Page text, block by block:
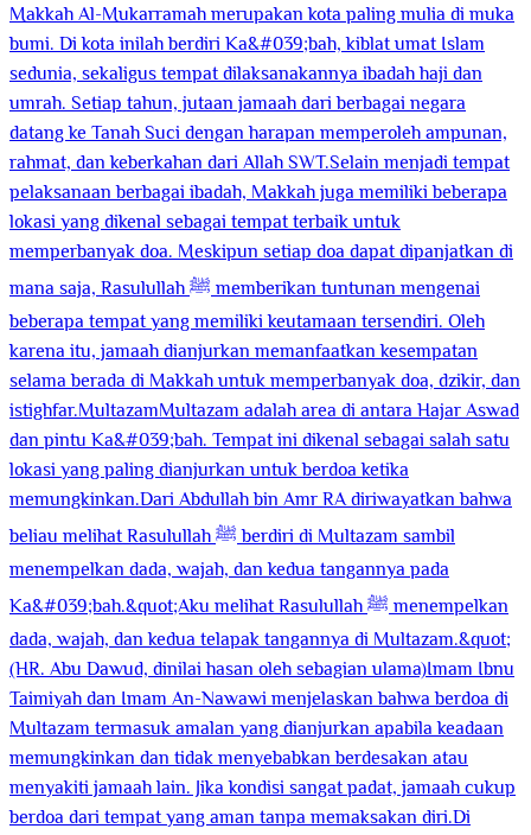
Makkah Al-Mukarramah merupakan kota paling mulia di muka
bumi. Di kota inilah berdiri Ka&#039;bah, kiblat umat Islam
sedunia, sekaligus tempat dilaksanakannya ibadah haji dan
umrah. Setiap tahun, jutaan jamaah dari berbagai negara
datang ke Tanah Suci dengan harapan memperoleh ampunan,
rahmat, dan keberkahan dari Allah SWT.Selain menjadi tempat
pelaksanaan berbagai ibadah, Makkah juga memiliki beberapa
lokasi yang dikenal sebagai tempat terbaik untuk
memperbanyak doa. Meskipun setiap doa dapat dipanjatkan di
mana saja, Rasulullah ﷺ memberikan tuntunan mengenai
beberapa tempat yang memiliki keutamaan tersendiri. Oleh
karena itu, jamaah dianjurkan memanfaatkan kesempatan
selama berada di Makkah untuk memperbanyak doa, dzikir, dan
istighfar.MultazamMultazam adalah area di antara Hajar Aswad
dan pintu Ka&#039;bah. Tempat ini dikenal sebagai salah satu
lokasi yang paling dianjurkan untuk berdoa ketika
memungkinkan.Dari Abdullah bin Amr RA diriwayatkan bahwa
beliau melihat Rasulullah ﷺ berdiri di Multazam sambil
menempelkan dada, wajah, dan kedua tangannya pada
Ka&#039;bah.&quot;Aku melihat Rasulullah ﷺ menempelkan
dada, wajah, dan kedua telapak tangannya di Multazam.&quot;
(HR. Abu Dawud, dinilai hasan oleh sebagian ulama)Imam Ibnu
Taimiyah dan Imam An-Nawawi menjelaskan bahwa berdoa di
Multazam termasuk amalan yang dianjurkan apabila keadaan
memungkinkan dan tidak menyebabkan berdesakan atau
menyakiti jamaah lain. Jika kondisi sangat padat, jamaah cukup
berdoa dari tempat yang aman tanpa memaksakan diri.Di